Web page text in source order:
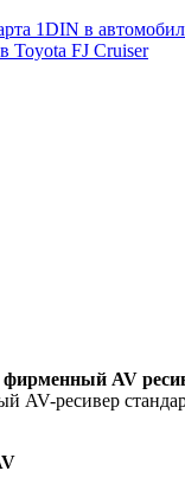
1DIN в
Toyota FJ Cruiser
AV
AV-ресивер